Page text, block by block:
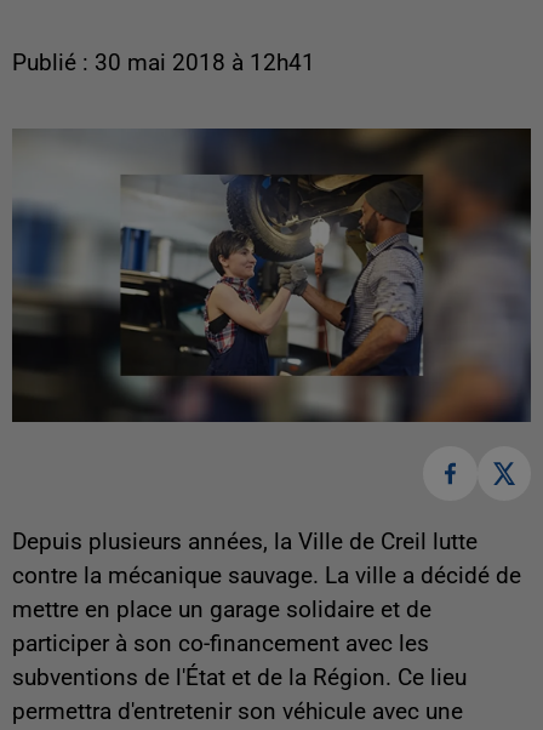
Publié : 30 mai 2018 à 12h41
Depuis plusieurs années, la Ville de Creil lutte
contre la mécanique sauvage. La ville a décidé de
mettre en place un garage solidaire et de
participer à son co-financement avec les
subventions de l'État et de la Région. Ce lieu
permettra d'entretenir son véhicule avec une